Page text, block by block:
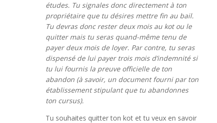
études. Tu signales donc directement à ton
propriétaire que tu désires mettre fin au bail.
Tu devras donc rester deux mois au kot ou le
quitter mais tu seras quand-même tenu de
payer deux mois de loyer. Par contre, tu seras
dispensé de lui payer trois mois d’indemnité si
tu lui fournis la preuve officielle de ton
abandon (à savoir, un document fourni par ton
établissement stipulant que tu abandonnes
ton cursus).
Tu souhaites quitter ton kot et tu veux en savoir